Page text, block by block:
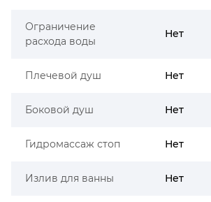
Ограничение
расхода воды
Нет
Плечевой душ Нет
Боковой душ Нет
Гидромассаж стоп Нет
Излив для ванны Нет